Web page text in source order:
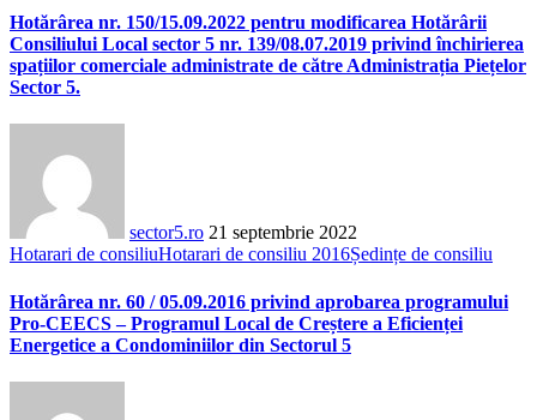
Hotărârea nr. 150/15.09.2022 pentru modificarea Hotărârii
Consiliului Local sector 5 nr. 139/08.07.2019 privind închirierea
spațiilor comerciale administrate de către Administrația Piețelor
Sector 5.
sector5.ro 21 septembrie 2022
Hotarari de consiliuHotarari de consiliu 2016Ședințe de consiliu
Hotărârea nr. 60 / 05.09.2016 privind aprobarea programului
Pro-CEECS – Programul Local de Creștere a Eficienței
Energetice a Condominiilor din Sectorul 5